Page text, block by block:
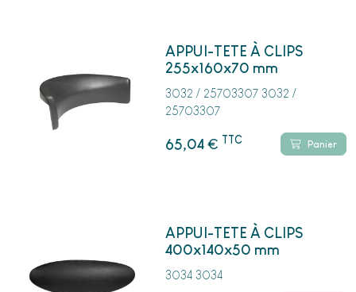
APPUI-TETE À CLIPS
255x160x70 mm
3032 / 25703307 3032 /
25703307
65,04€ TTC Panier
APPUI-TETE À CLIPS
400x140x50 mm
3034 3034